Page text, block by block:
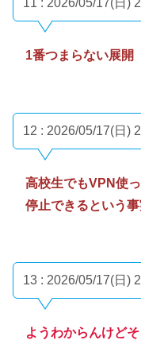
11 : 2026/05/17(日)
1番つまらない展開
12 : 2026/05/17(日)
高校生でもVPN使
停止できるという
13 : 2026/05/17(日)
ようわからんけど